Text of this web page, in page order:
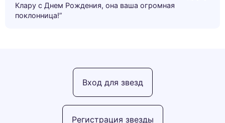
Клару с Днем Рождения, она ваша огромная
поклонница!”
Регистрация звезды
Вход для звезд